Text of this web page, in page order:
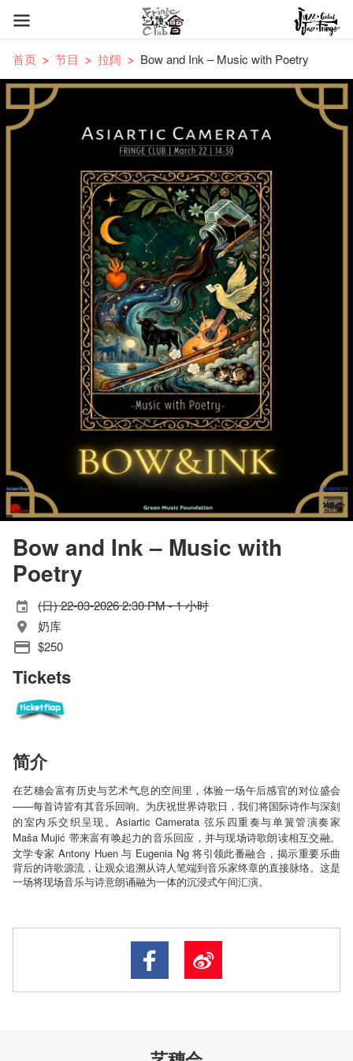
首页 节目 拉阔 Bow and Ink – Music with Poetry
Bow and Ink – Music with
Poetry
(日) 22-03-2026 2:30 PM - 1 小时
奶库
$250
Tickets
简介
在艺穗会富有历史与艺术气息的空间里，体验一场午后感官的对位盛会
——每首诗皆有其音乐回响。为庆祝世界诗歌日，我们将国际诗作与深刻
的室内乐交织呈现。Asiartic Camerata 弦乐四重奏与单簧管演奏家
Maša Mujić 带来富有唤起力的音乐回应，并与现场诗歌朗读相互交融。
文学专家 Antony Huen与 Eugenia Ng将引领此番融合，揭示重要乐曲
背后的诗歌源流，让观众追溯从诗人笔端到音乐家终章的直接脉络。这是
一场将现场音乐与诗意朗诵融为一体的沉浸式午间汇演。